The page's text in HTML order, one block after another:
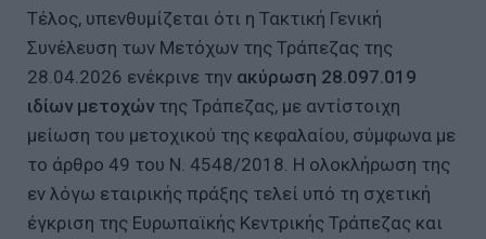
Τέλος, υπενθυμίζεται ότι η Τακτική Γενική
Συνέλευση των Μετόχων της Τράπεζας της
28.04.2026 ενέκρινε την ακύρωση 28.097.019
ιδίων μετοχώντης Τράπεζας, με αντίστοιχη
μείωση του μετοχικού της κεφαλαίου, σύμφωνα με
το άρθρο 49 του Ν. 4548/2018. Η ολοκλήρωση της
εν λόγω εταιρικής πράξης τελεί υπό τη σχετική
έγκριση της Ευρωπαϊκής Κεντρικής Τράπεζας και